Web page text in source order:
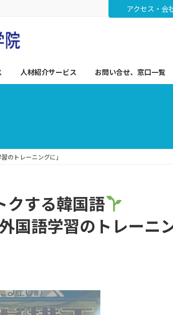
アクセス・会
人材紹介サービス お問い合せ、窓口一覧
のトレーニングに」
クする韓国語
国語学習のトレーニ